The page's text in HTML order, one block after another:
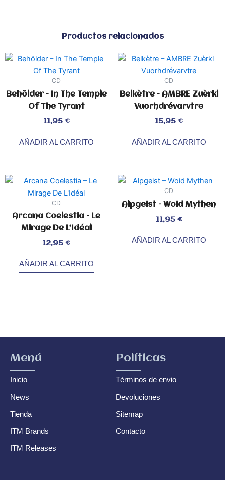
Productos relacionados
CD
Behölder – In The Temple
Of The Tyrant
11,95 €
AÑADIR AL CARRITO
CD
Belkètre – AMBRE Zuèrkl
Vuorhdrévarvtre
15,95 €
AÑADIR AL CARRITO
CD
Arcana Coelestia – Le
Mirage De L’Idéal
12,95 €
AÑADIR AL CARRITO
CD
Alpgeist – Woid Mythen
11,95 €
AÑADIR AL CARRITO
Menú
Inicio
News
Tienda
ITM Brands
ITM Releases
Políticas
Términos de envio
Devoluciones
Sitemap
Contacto